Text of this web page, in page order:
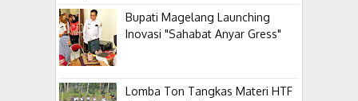
Bupati Magelang Launching
Inovasi "Sahabat Anyar Gress"
Lomba Ton Tangkas Materi HTF